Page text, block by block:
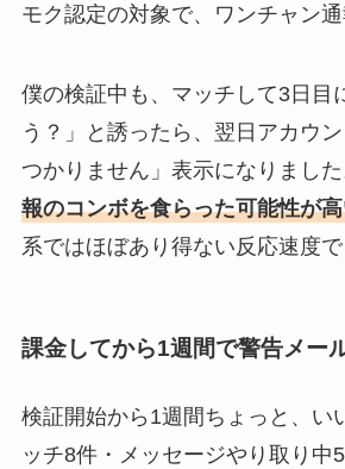
モク認定の対象で、ワンチャン通
僕の検証中も、マッチして3日目
う？」と誘ったら、翌日アカウ
つかりません」表示になりました
報のコンボを食らった可能性が
系ではほぼあり得ない反応速度で
課金してから1週間で警告メー
検証開始から1週間ちょっと、い
ッチ8件・メッセージやり取り中